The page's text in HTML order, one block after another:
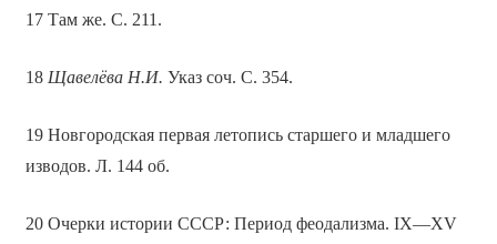
17 Там же. С. 211.
18 Щавелёва Н.И. Указ соч. С. 354.
19 Новгородская первая летопись старшего и младшего
изводов. Л. 144 об.
20 Очерки истории СССР: Период феодализма. IX—XV